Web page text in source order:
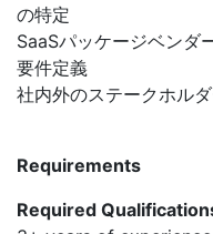
の特定
SaaSパッケージベンダ
要件定義
社内外のステークホル
Requirements
Required